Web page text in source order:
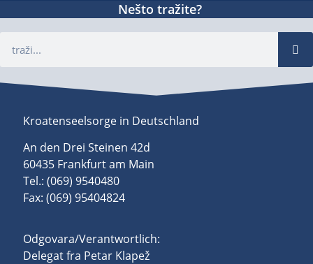
Nešto tražite?
Kroatenseelsorge in Deutschland
An den Drei Steinen 42d
60435 Frankfurt am Main
Tel.: (069) 9540480
Fax: (069) 95404824
Odgovara/Verantwortlich:
Delegat fra Petar Klapež